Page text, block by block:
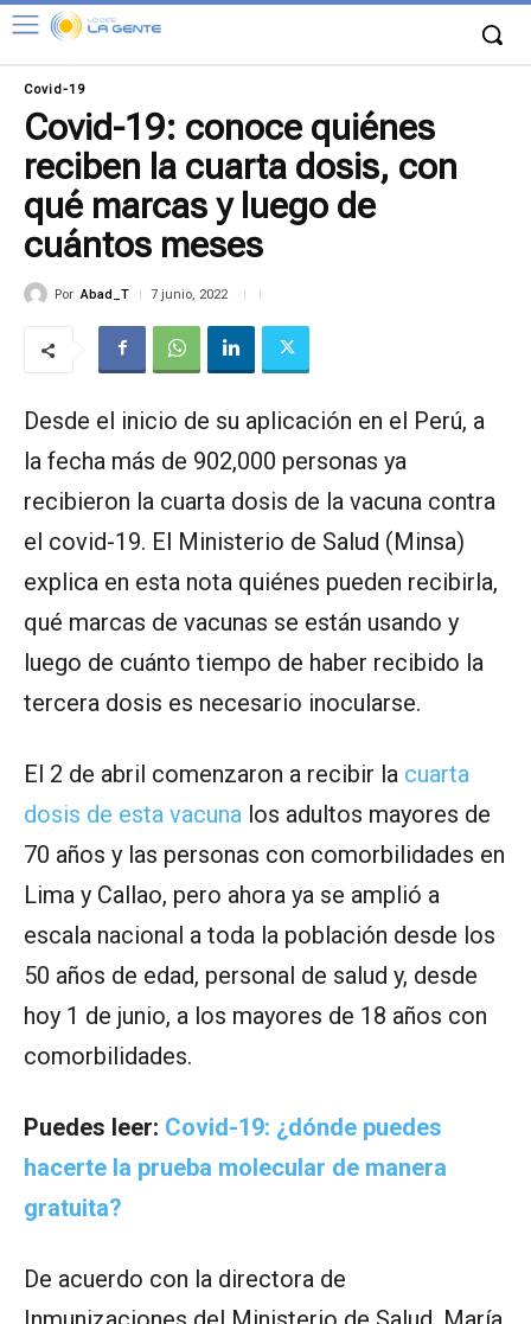
Covid-19
Covid-19: conoce quiénes
reciben la cuarta dosis, con
qué marcas y luego de
cuántos meses
Por Abad_T 7 junio, 2022
Desde el inicio de su aplicación en el Perú, a
la fecha más de 902,000 personas ya
recibieron la cuarta dosis de la vacuna contra
el covid-19. El Ministerio de Salud (Minsa)
explica en esta nota quiénes pueden recibirla,
qué marcas de vacunas se están usando y
luego de cuánto tiempo de haber recibido la
tercera dosis es necesario inocularse.
El 2 de abril comenzaron a recibir la cuarta
dosis de esta vacuna los adultos mayores de
70 años y las personas con comorbilidades en
Lima y Callao, pero ahora ya se amplió a
escala nacional a toda la población desde los
50 años de edad, personal de salud y, desde
hoy 1 de junio, a los mayores de 18 años con
comorbilidades.
Puedes leer: Covid-19: ¿dónde puedes
hacerte la prueba molecular de manera
gratuita?
De acuerdo con la directora de